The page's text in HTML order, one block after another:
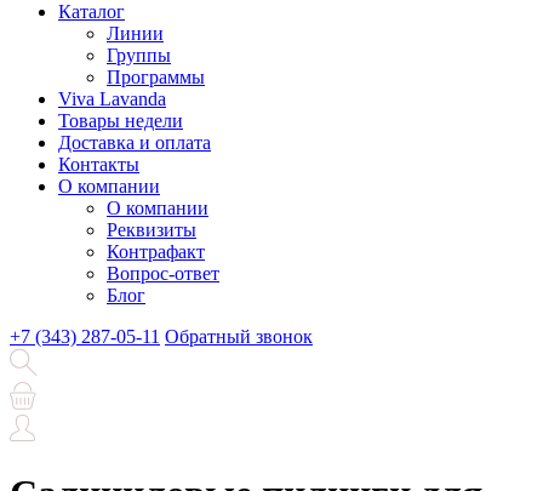
Каталог
Линии
Группы
Программы
Viva Lavanda
Товары недели
Доставка и оплата
Контакты
О компании
О компании
Реквизиты
Контрафакт
Вопрос-ответ
Блог
+7 (343) 287-05-11 Обратный звонок